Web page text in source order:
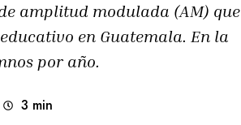
amplitud modulada (AM) que
en Guatemala. En la
por año.
3 min